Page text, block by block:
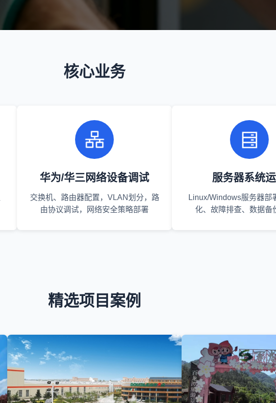
核心业务
华为/华三网络设备调试
交换机、路由器配置，VLAN划分，路
由协议调试，网络安全策略部署
服务器系统
Linux/Windows服务器部
化、故障排查、数据备
精选项目案例